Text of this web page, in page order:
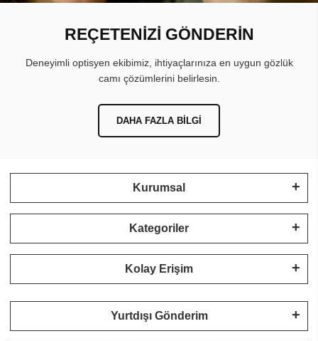
REÇETENİZİ GÖNDERİN
Deneyimli optisyen ekibimiz, ihtiyaçlarınıza en uygun gözlük
camı çözümlerini belirlesin.
DAHA FAZLA BILGI
Kurumsal
Kategoriler
Kolay Erişim
Yurtdışı Gönderim